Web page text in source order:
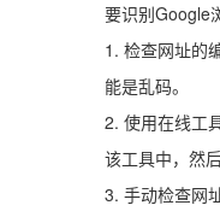
要识别Google
1. 检查网址的
能是乱码。
2. 使用在线工
该工具中，然
3. 手动检查网